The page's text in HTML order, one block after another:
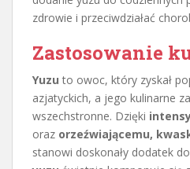
zdrowie i przeciwdziałać
Zastosowanie
Yuzu to owoc, który zyskał
azjatyckich, a jego kulinarne
wszechstronne. Dzięki
oraz orzeźwiającemu,
stanowi doskonały dodatek